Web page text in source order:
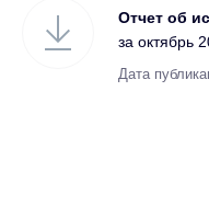
Отчет об
за октябрь
Дата